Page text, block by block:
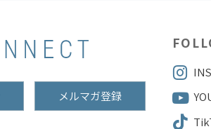
メルマガ登録